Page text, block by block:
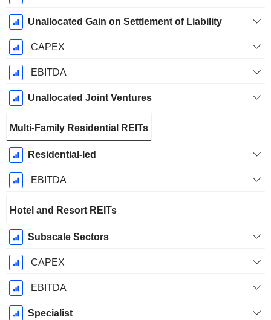
Unallocated Gain on Settlement of Liability
CAPEX
EBITDA
Unallocated Joint Ventures
Multi-Family Residential REITs
Residential-led
EBITDA
Hotel and Resort REITs
Subscale Sectors
CAPEX
EBITDA
Specialist